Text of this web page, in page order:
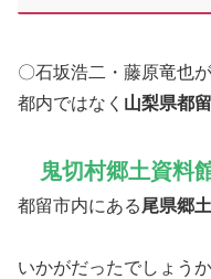
〇石坂浩二・藤原竜也
都内ではなく 山梨県都
鬼切村郷土資料
都留市内にある 尾県郷
いかがだったでしょう